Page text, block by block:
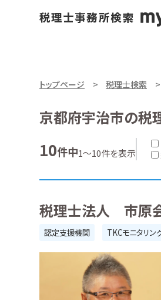
トップページ 税理士検索
京都府宇治市の税
10件中1～10件を表示
税理士法人 市原
認定支援機関 TKCモニタリン